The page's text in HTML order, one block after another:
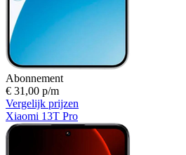
Abonnement
€ 31,00 p/m
Vergelijk prijzen
Xiaomi 13T Pro